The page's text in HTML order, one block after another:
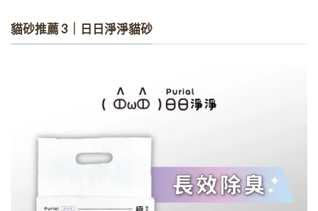
貓砂推薦 3｜日日淨淨貓砂